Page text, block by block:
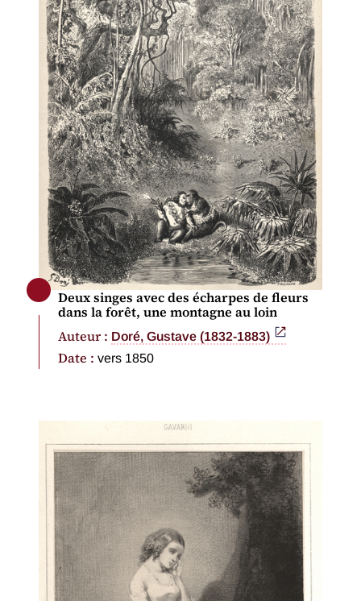
Deux singes avec des écharpes de fleurs
dans la forêt, une montagne au loin
Auteur : Doré, Gustave (1832-1883)
Date : vers 1850